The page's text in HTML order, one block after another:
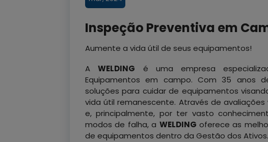
Inspeção Preventiva em
Aumente a vida útil de seus equipamentos!
AWELDING é uma empresa
Equipamentos em campo. Com 35 anos
soluções para cuidar de equipamentos
vida útil remanescente. Através de
e, principalmente, por ter vasto
modos de falha, a WELDING oferece as
de equipamentos dentro da Gestão dos Ativos.